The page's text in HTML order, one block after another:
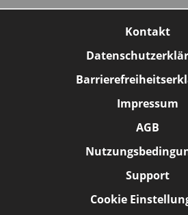
Kontakt
Impressum
AGB
Support
Cookie